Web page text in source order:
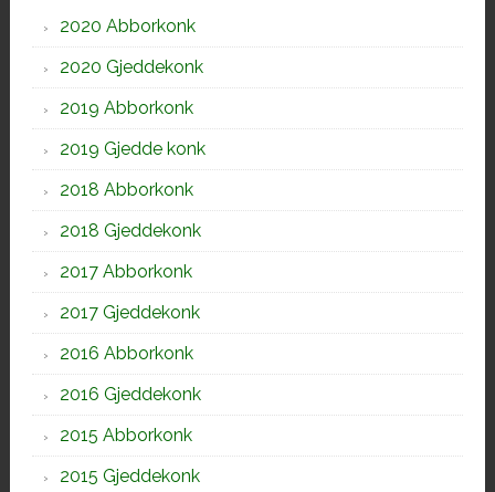
2020 Abborkonk
2020 Gjeddekonk
2019 Abborkonk
2019 Gjedde konk
2018 Abborkonk
2018 Gjeddekonk
2017 Abborkonk
2017 Gjeddekonk
2016 Abborkonk
2016 Gjeddekonk
2015 Abborkonk
2015 Gjeddekonk